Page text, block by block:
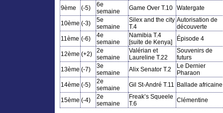
9ème (-5)
6e
semaine
Game Over T.10 Watergate
10ème (-3)
5e
semaine
Silex and the city
T.4
Autorisation de
découverte
11ème (-6)
4e
semaine
Namibia T.4
[suite de Kenya]
Épisode 4
12ème (+2)
2e
semaine
Valérian et
Laureline T.22
Souvenirs de
futurs
13ème (-7)
3e
semaine
Alix Senator T.2
Le Dernier
Pharaon
14ème (-5)
2e
semaine
Gil St-André T.11 Ballade africaine
15ème (-4)
2e
semaine
Freak’s Squeele
T.6
Clémentine